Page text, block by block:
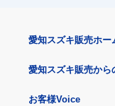
愛知スズキ販売ホー
愛知スズキ販売から
お客様Voice